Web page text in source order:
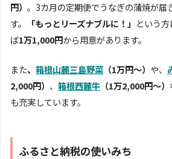
円） 。3カ月の定期便でうなぎの蒲焼が届
す。
「もっとリーズナブルに！」 という
ば1万1,000円から用意があります。
また、 箱根山麓三島野菜 （1万円〜） や、
2,000円） 、 箱根西麓牛 （1万2,000円〜）
も充実しています。
ふるさと納税の使いみち